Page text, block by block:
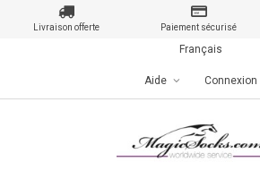
Français
Aide Connexion
Livraison offerte Paiement sécurisé